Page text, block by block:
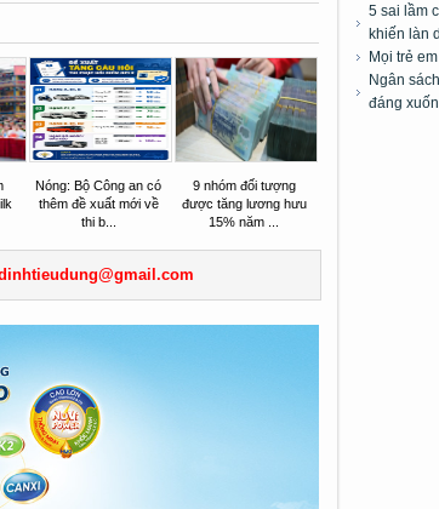
Nóng: Bộ Công an có
thêm đề xuất mới về
thi b...
9 nhóm đối tượng
được tăng lương hưu
15% năm ...
5 sai lầm
khiến làn
Mọi trẻ
Ngân
đáng